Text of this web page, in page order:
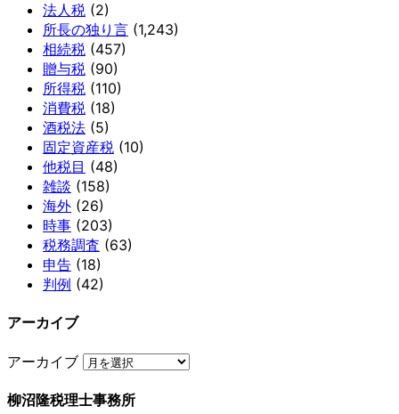
法人税 (2)
所長の独り言 (1,243)
相続税 (457)
贈与税 (90)
所得税 (110)
消費税 (18)
酒税法 (5)
固定資産税 (10)
他税目 (48)
雑談 (158)
海外 (26)
時事 (203)
税務調査 (63)
申告 (18)
判例 (42)
アーカイブ
アーカイブ
柳沼隆税理士事務所